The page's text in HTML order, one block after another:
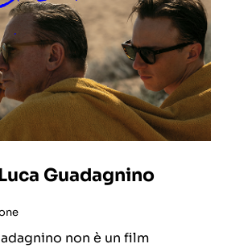
Guadagnino
non è un film